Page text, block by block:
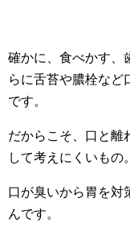
確かに、食べかす、
らに舌苔や膿栓など
です。
だからこそ、口と離
して考えにくいもの。
口が臭いから胃を対
んです。